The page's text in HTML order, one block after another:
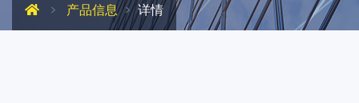
产品信息 详情